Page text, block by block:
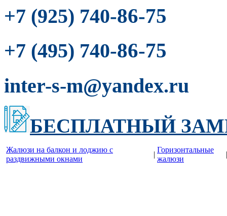
+7 (925) 740-86-75
+7 (495) 740-86-75
inter-s-m@yandex.ru
БЕСПЛАТНЫЙ
Жалюзи на балкон и лоджию c
раздвижными окнами
|
Горизонтальные
жалюзи
|